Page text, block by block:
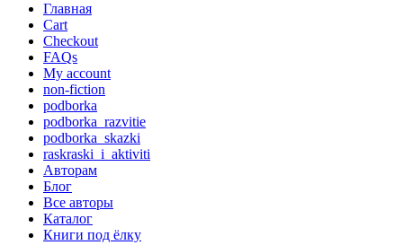
Главная
Cart
Checkout
FAQs
My account
non-fiction
podborka
podborka_razvitie
podborka_skazki
raskraski_i_aktiviti
Авторам
Блог
Все авторы
Каталог
Книги под ёлку